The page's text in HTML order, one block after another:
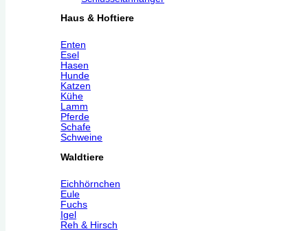
Haus & Hoftiere
Enten
Esel
Hasen
Hunde
Katzen
Kühe
Lamm
Pferde
Schafe
Schweine
Waldtiere
Eichhörnchen
Eule
Fuchs
Igel
Reh & Hirsch